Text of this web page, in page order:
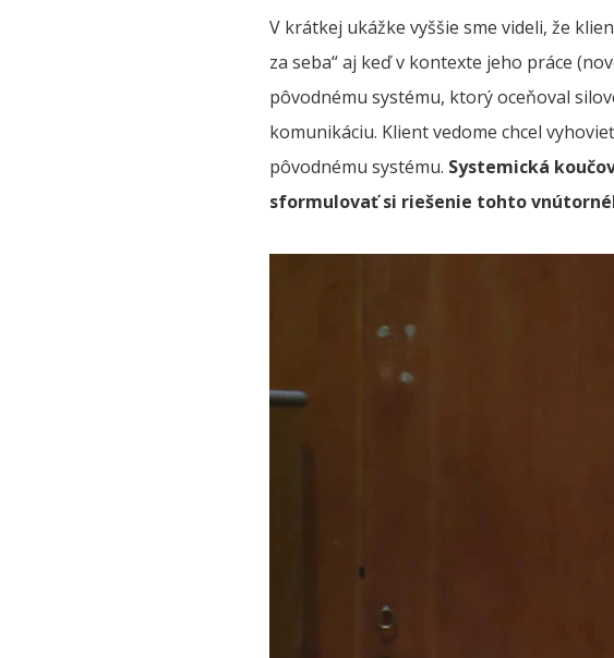
V krátkej ukážke vyššie sme videli, že
za seba“ aj keď v kontexte jeho práce
pôvodnému systému, ktorý oceňoval
komunikáciu. Klient vedome chcel
pôvodnému systému. Systemická
sformulovať si riešenie tohto